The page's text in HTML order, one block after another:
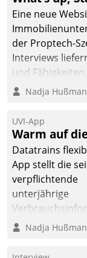
Eine neue
der Proptech-
Interviews
und Fähigkeiten.
Nadja
UVI-App
Warm auf
Datatrains
App stellt die
verpflichtende
unterjährige
schnell,
Die monatlichen
Nadja